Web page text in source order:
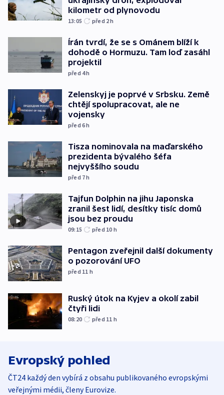
kilometr od plynovodu
13:05 před 2h
Írán tvrdí, že se s Ománem blíží k
dohodě o Hormuzu. Tam loď zasáhl
projektil
před 4h
Zelenskyj je poprvé v Srbsku. Země
chtějí spolupracovat, ale ne
vojensky
před 6h
Tisza nominovala na maďarského
prezidenta bývalého šéfa
nejvyššího soudu
před 7h
Tajfun Dolphin na jihu Japonska
zranil šest lidí, desítky tisíc domů
jsou bez proudu
09:15 před 10 h
Pentagon zveřejnil další dokumenty
o pozorování UFO
před 11 h
Ruský útok na Kyjev a okolí zabil
čtyři lidi
08:20 před 11 h
Evropský pohled
ČT24 každý den vybírá z obsahu publikovaného evropskými
veřejnými médii, členy Eurovize.